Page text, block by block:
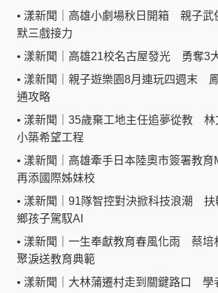
• 漾新聞｜高雄小劇場秋日開箱 親子武
默三戲接力
• 漾新聞｜高雄21校名古屋發光 勇奪3
• 漾新聞｜親子遊樂園8月連玩四週末
通攻略
• 漾新聞｜35歲棄工地主任追夢從教 林
小築希望工程
• 漾新聞｜高雄牽手日本陸奧市簽署教
再添國際姊妹校
• 漾新聞｜91隊智控對決掀科技浪潮 扶
鄉孩子駕馭AI
• 漾新聞｜一生奉獻教育春風化雨 蔡培
聚淚送教育典範
• 漾新聞｜大林蒲遷村走到關鍵路口 學